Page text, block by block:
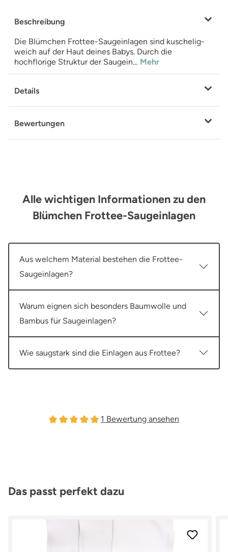
Beschreibung
Die Blümchen Frottee-Saugeinlagen sind kuschelig-
weich auf der Haut deines Babys. Durch die
hochflorige Struktur der Saugein… Mehr
Details
Bewertungen
Alle wichtigen Informationen zu den
Blümchen Frottee-Saugeinlagen
Aus welchem Material bestehen die Frottee-
Saugeinlagen?
Warum eignen sich besonders Baumwolle und
Bambus für Saugeinlagen?
Wie saugstark sind die Einlagen aus Frottee?
1 Bewertung ansehen
Produktgalerie überspringen
Das passt perfekt dazu